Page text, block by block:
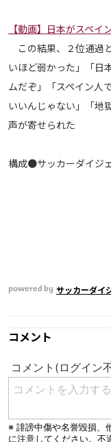
プライバシーポリシー
お問い合わせ
Share
【動画】日本がスペ
この結果、２位通過
いほど弱かった」「日
ムだぞ」「スペイン人
いいんじゃない」「地
声が寄せられた
構成●サッカーダイジ
powered by サッカーダイ
コメント